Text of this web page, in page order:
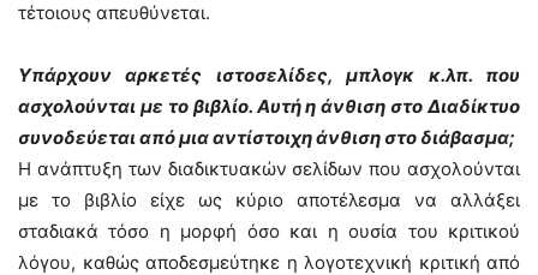
τέτοιους απευθύνεται.
Υπάρχουν αρκετές ιστοσελίδες, μπλογκ κ.λπ. που
ασχολούνται με το βιβλίο. Αυτή η άνθιση στο Διαδίκτυο
συνοδεύεται από μια αντίστοιχη άνθιση στο διάβασμα;
Η ανάπτυξη των διαδικτυακών σελίδων που ασχολούνται
με το βιβλίο είχε ως κύριο αποτέλεσμα να αλλάξει
σταδιακά τόσο η μορφή όσο και η ουσία του κριτικού
λόγου, καθώς αποδεσμεύτηκε η λογοτεχνική κριτική από